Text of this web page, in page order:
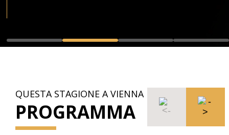
QUESTA STAGIONE A VIENNA
PROGRAMMA